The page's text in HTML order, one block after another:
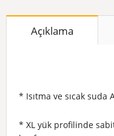
Açıklama
* Isıtma ve sıcak suda
* XL yük profilinde